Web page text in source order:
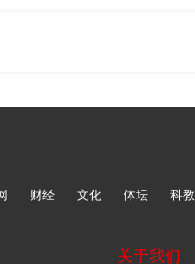
财经 文化 体坛 科教
关于我们